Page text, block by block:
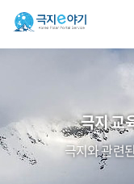
극지 교
극지와 관련